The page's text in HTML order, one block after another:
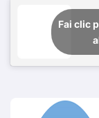
Fai clic